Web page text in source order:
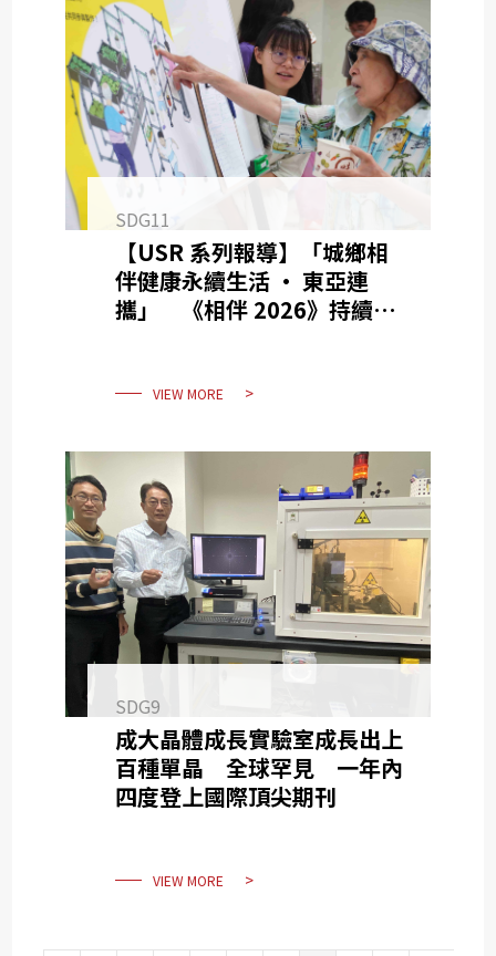
SDG11
【USR 系列報導】「城鄉相
伴健康永續生活 · 東亞連
攜」 《相伴 2026》持續推
VIEW MORE
SDG9
成大晶體成長實驗室成長出上
百種單晶 全球罕見 一年內
四度登上國際頂尖期刊
VIEW MORE